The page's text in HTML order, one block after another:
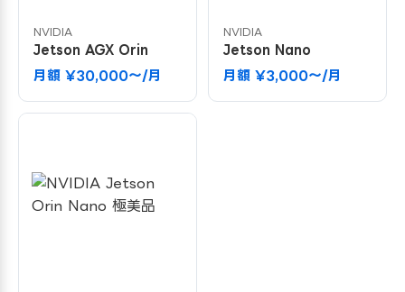
NVIDIA
Jetson AGX Orin
月額 ¥30,000〜/月
NVIDIA
Jetson Nano
月額 ¥3,000〜/月